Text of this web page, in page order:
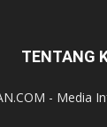
TENTANG
- Media